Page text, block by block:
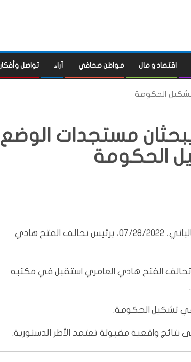
اقتصاد و مال مواطن صحافي آراء تواصل وأفكار
الحكومة
مستجدات الوضع
الحكومة
بغداد/المسلة: التقى رئيس الاتحاد الوطني الكردستاني بافال طالباني، 07/28/2022، برئيس تحالف الفتح هادي
تحالف الفتح هادي العامري استقبل في مكتبه
في تشكيل الحكومة.
نتائج واقعية مقبولة تعتمد الأطر الدستورية.